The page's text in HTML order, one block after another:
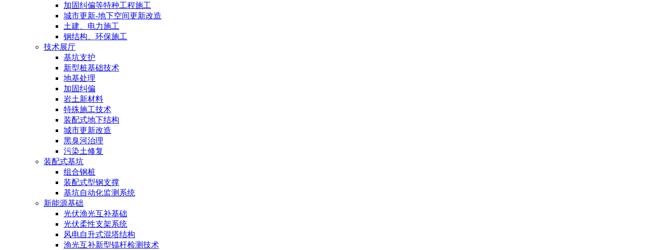
加固纠偏等特种工程施工
城市更新-地下空间更新改造
土建、电力施工
钢结构、环保施工
技术展厅
基坑支护
新型桩基础技术
地基处理
加固纠偏
岩土新材料
特殊施工技术
装配式地下结构
城市更新改造
黑臭河治理
污染土修复
装配式基坑
组合钢桩
装配式型钢支撑
基坑自动化监测系统
新能源基础
光伏渔光互补基础
光伏柔性支架系统
风电自升式混塔结构
渔光互补新型锚杆检测技术